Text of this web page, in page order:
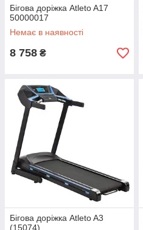
Бігова доріжка Atleto A17
50000017
Немає в наявності
8 758 ₴
Бігова доріжка Atleto A3
(15074)